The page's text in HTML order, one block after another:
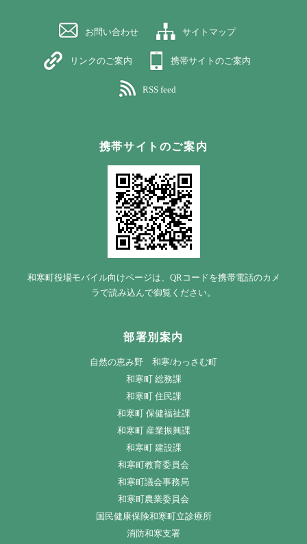
お問い合わせ サイトマップ
リンクのご案内 携帯サイトのご案内
RSS feed
携帯サイトのご案内
和寒町役場モバイル向けページは、QRコードを携帯電話のカメ
ラで読み込んで御覧ください。
部署別案内
自然の恵み野 和寒/わっさむ町
和寒町 総務課
和寒町 住民課
和寒町 保健福祉課
和寒町 産業振興課
和寒町 建設課
和寒町教育委員会
和寒町議会事務局
和寒町農業委員会
国民健康保険和寒町立診療所
消防和寒支署